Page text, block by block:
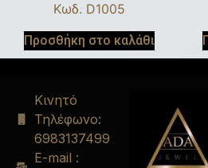
Κωδ. D1005
Προσθήκη στο καλάθι
Κινητό
Τηλέφωνο:
6983137499
E-mail :